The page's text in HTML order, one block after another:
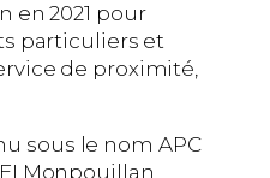
en 2021 pour
particuliers et
de proximité,
sous le nom APC
Monpouillan